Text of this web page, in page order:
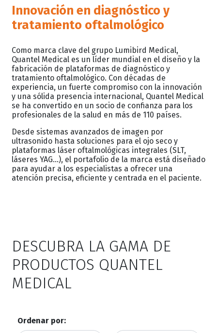
Innovación en diagnóstico y
tratamiento oftalmológico
Como marca clave del grupo Lumibird Medical,
Quantel Medical es un líder mundial en el diseño y la
fabricación de plataformas de diagnóstico y
tratamiento oftalmológico. Con décadas de
experiencia, un fuerte compromiso con la innovación
y una sólida presencia internacional, Quantel Medical
se ha convertido en un socio de confianza para los
profesionales de la salud en más de 110 países.
Desde sistemas avanzados de imagen por
ultrasonido hasta soluciones para el ojo seco y
plataformas láser oftalmológicas integrales (SLT,
láseres YAG…), el portafolio de la marca está diseñado
para ayudar a los especialistas a ofrecer una
atención precisa, eficiente y centrada en el paciente.
DESCUBRA LA GAMA DE
PRODUCTOS QUANTEL
MEDICAL
Ordenar por: